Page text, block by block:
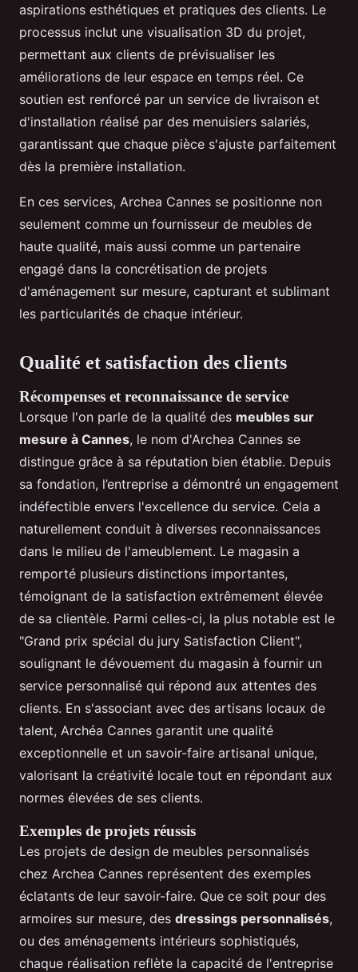
aspirations esthétiques et pratiques des clients. Le
processus inclut une visualisation 3D du projet,
permettant aux clients de prévisualiser les
améliorations de leur espace en temps réel. Ce
soutien est renforcé par un service de livraison et
d'installation réalisé par des menuisiers salariés,
garantissant que chaque pièce s'ajuste parfaitement
dès la première installation.
En ces services, Archea Cannes se positionne non
seulement comme un fournisseur de meubles de
haute qualité, mais aussi comme un partenaire
engagé dans la concrétisation de projets
d'aménagement sur mesure, capturant et sublimant
les particularités de chaque intérieur.
Qualité et satisfaction des clients
Récompenses et reconnaissance de service
Lorsque l'on parle de la qualité des meubles sur
mesure à Cannes, le nom d'Archea Cannes se
distingue grâce à sa réputation bien établie. Depuis
sa fondation, l’entreprise a démontré un engagement
indéfectible envers l'excellence du service. Cela a
naturellement conduit à diverses reconnaissances
dans le milieu de l'ameublement. Le magasin a
remporté plusieurs distinctions importantes,
témoignant de la satisfaction extrêmement élevée
de sa clientèle. Parmi celles-ci, la plus notable est le
"Grand prix spécial du jury Satisfaction Client",
soulignant le dévouement du magasin à fournir un
service personnalisé qui répond aux attentes des
clients. En s'associant avec des artisans locaux de
talent, Archéa Cannes garantit une qualité
exceptionnelle et un savoir-faire artisanal unique,
valorisant la créativité locale tout en répondant aux
normes élevées de ses clients.
Exemples de projets réussis
Les projets de design de meubles personnalisés
chez Archea Cannes représentent des exemples
éclatants de leur savoir-faire. Que ce soit pour des
armoires sur mesure, des dressings personnalisés,
ou des aménagements intérieurs sophistiqués,
chaque réalisation reflète la capacité de l'entreprise